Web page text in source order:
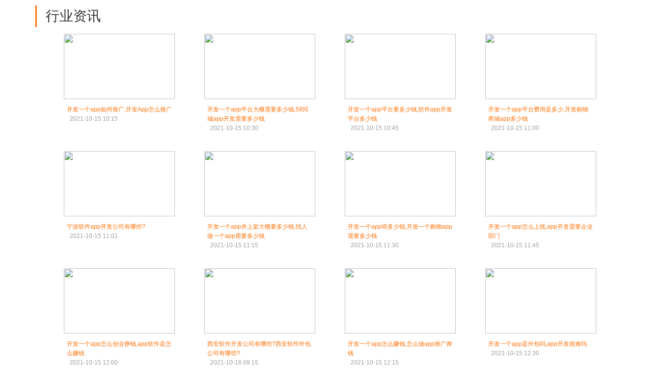
行业资讯
开发一个app如何推广,开发App怎么推广
2021-10-15 10:15
开发一个app平台大概需要多少钱,58同
城app开发需要多少钱
2021-10-15 10:30
开发一个app平台要多少钱,软件app开发
平台多少钱
2021-10-15 10:45
开发一个app平台费用是多少,开发购物
商城app多少钱
2021-10-15 11:00
宁波软件app开发公司有哪些?
2021-10-15 11:01
开发一个app并上架大概要多少钱,找人
做一个app需要多少钱
2021-10-15 11:15
开发一个app得多少钱,开发一个购物app
需要多少钱
2021-10-15 11:30
开发一个app怎么上线,app开发需要企业
部门
2021-10-15 11:45
开发一个app怎么创业挣钱,app软件是怎
么赚钱
2021-10-15 12:00
西安软件开发公司有哪些?西安软件外包
公司有哪些?
2021-10-16 09:15
开发一个app怎么赚钱,怎么做app推广挣
钱
2021-10-15 12:15
开发一个app是外包吗,app开发很难吗
2021-10-15 12:30